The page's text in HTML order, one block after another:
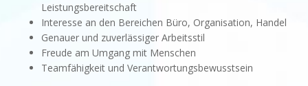
Leistungsbereitschaft
Interesse an den Bereichen Büro, Organisation, Handel
Genauer und zuverlässiger Arbeitsstil
Freude am Umgang mit Menschen
Teamfähigkeit und Verantwortungsbewusstsein